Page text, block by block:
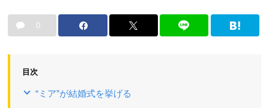
0
目次
“ミア”が結婚式を挙げる